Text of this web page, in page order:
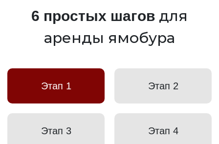
6 простых шагов для
аренды ямобура
Этап 1 Этап 2
Этап 3 Этап 4